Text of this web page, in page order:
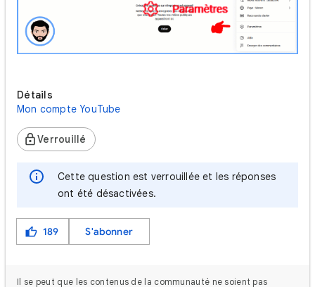
Détails
Mon compte YouTube
Verrouillé
Cette question est verrouillée et les réponses
ont été désactivées.
189 S'abonner
Il se peut que les contenus de la communauté ne soient pas